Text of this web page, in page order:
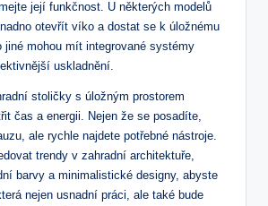
její funkčnost. ⁣U některých modelů
otevřít víko a dostat se k úložnému
jiné mohou mít integrované systémy
uskladnění.
stoličky⁢ s úložným prostorem
čas a energii. Nejen že ​se posadíte,
ale rychle najdete potřebné nástroje.
trendy v zahradní ​architektuře,
barvy a minimalistické designy, ⁣abyste
nejen usnadní práci, ale také⁤ bude